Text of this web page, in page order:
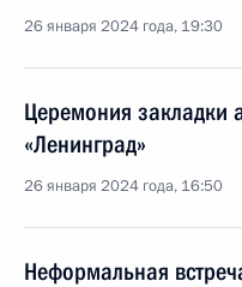
26 января 2024 года, 19:30
Церемония закладки
«Ленинград»
26 января 2024 года, 16:50
Неформальная